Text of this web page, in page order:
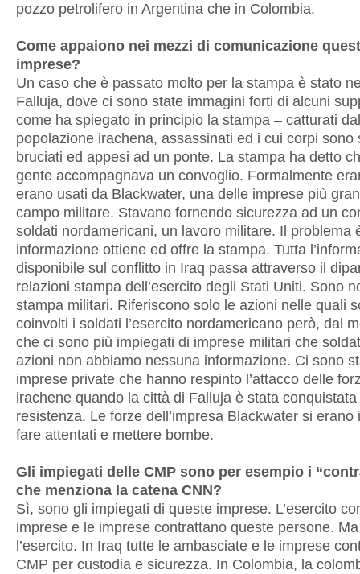
pozzo petrolifero in Argentina che in Colombia.
Come appaiono nei mezzi di comunicazione
imprese?
Un caso che è passato molto per la stampa è stato
Falluja, dove ci sono state immagini forti di alcuni
come ha spiegato in principio la stampa – catturati
popolazione irachena, assassinati ed i cui corpi sono
bruciati ed appesi ad un ponte. La stampa ha detto
gente accompagnava un convoglio. Formalmente
erano usati da Blackwater, una delle imprese più
campo militare. Stavano fornendo sicurezza ad un
soldati nordamericani, un lavoro militare. Il problema
informazione ottiene ed offre la stampa. Tutta
disponibile sul conflitto in Iraq passa attraverso il
relazioni stampa dell’esercito degli Stati Uniti. Sono
stampa militari. Riferiscono solo le azioni nelle quali
coinvolti i soldati l’esercito nordamericano però, dal
che ci sono più impiegati di imprese militari che
azioni non abbiamo nessuna informazione. Ci sono
imprese private che hanno respinto l’attacco delle
irachene quando la città di Falluja è stata
resistenza. Le forze dell’impresa Blackwater si erano
fare attentati e mettere bombe.
Gli impiegati delle CMP sono per esempio i
che menziona la catena CNN?
Sì, sono gli impiegati di queste imprese. L’esercito
imprese e le imprese contrattano queste persone.
l’esercito. In Iraq tutte le ambasciate e le imprese
CMP per custodia e sicurezza. In Colombia, la